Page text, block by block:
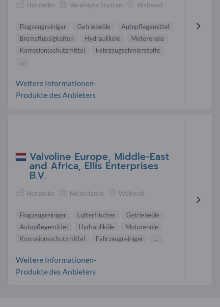
Hersteller Vereinigte Staaten Weltweit
Flugzeugreiniger Getriebeöle
Autopflegemittel
Bremsflüssigkeiten
Hydrauliköle
Motorenöle
Korrosionsschutzmittel
Fahrzeugschmierstoffe
...
Weitere Informationen-
Produkte des Anbieters
Valvoline Europe, Middle-East
and Africa, Ellis Enterprises
B.V.
Hersteller Niederlande Weltweit
Flugzeugreiniger Lufterfrischer
Getriebeöle
Autopflegemittel
Hydrauliköle
Motorenöle
Korrosionsschutzmittel
Fahrzeugreiniger ...
Weitere Informationen-
Produkte des Anbieters